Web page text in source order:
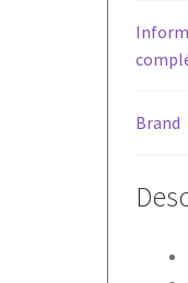
Brand